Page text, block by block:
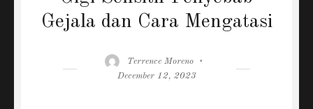
Gejala dan Cara Mengatasi
Author
Terrence Moreno
December 12, 2023